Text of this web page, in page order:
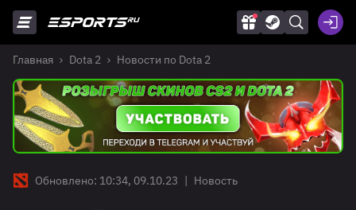
Главная Dota 2 Новости по Dota 2
Обновлено: 10:34, 09.10.23 | Новость